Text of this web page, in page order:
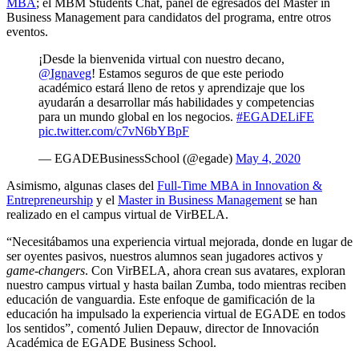
MBA; el MBM Students Chat, panel de egresados del Master in
Business Management para candidatos del programa, entre otros
eventos.
¡Desde la bienvenida virtual con nuestro decano,
@Ignaveg! Estamos seguros de que este periodo
académico estará lleno de retos y aprendizaje que los
ayudarán a desarrollar más habilidades y competencias
para un mundo global en los negocios. #EGADELiFE
pic.twitter.com/c7vN6bYBpF
— EGADEBusinessSchool (@egade) May 4, 2020
Asimismo, algunas clases del Full-Time MBA in Innovation &
Entrepreneurship y el Master in Business Managementse han
realizado en el campus virtual de VirBELA.
“Necesitábamos una experiencia virtual mejorada, donde en lugar de
ser oyentes pasivos, nuestros alumnos sean jugadores activos y
game-changers. Con VirBELA, ahora crean sus avatares, exploran
nuestro campus virtual y hasta bailan Zumba, todo mientras reciben
educación de vanguardia. Este enfoque de gamificación de la
educación ha impulsado la experiencia virtual de EGADE en todos
los sentidos”, comentó Julien Depauw, director de Innovación
Académica de EGADE Business School.